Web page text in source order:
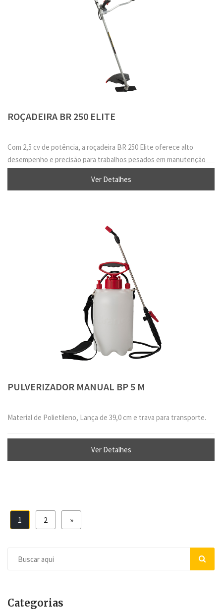
ROÇADEIRA BR 250 ELITE
Com 2,5 cv de potência, a roçadeira BR 250 Elite oferece alto
desempenho e precisão para trabalhos pesados em manutenção
Ver Detalhes
PULVERIZADOR MANUAL BP 5 M
Material de Polietileno, Lança de 39,0 cm e trava para transporte.
Ver Detalhes
1 2 »
Categorias